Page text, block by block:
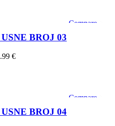
Compare
Add to wishlist
BROJ 03
€
Compare
Quick view
Add to wishlist
BROJ 04